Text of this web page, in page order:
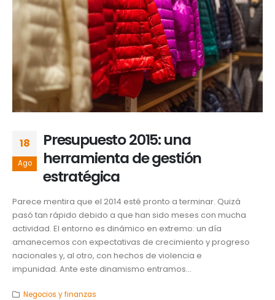
18
Ago
Presupuesto 2015: una
herramienta de gestión
estratégica
Parece mentira que el 2014 esté pronto a terminar. Quizá
pasó tan rápido debido a que han sido meses con mucha
actividad. El entorno es dinámico en extremo: un día
amanecemos con expectativas de crecimiento y progreso
nacionales y, al otro, con hechos de violencia e
impunidad. Ante este dinamismo entramos...
Negocios y finanzas